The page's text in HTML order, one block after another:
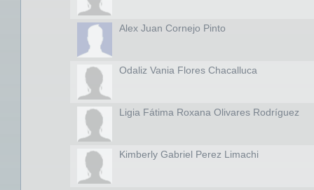
Alex Juan Cornejo Pinto
Odaliz Vania Flores Chacalluca
Ligia Fátima Roxana Olivares Rodríguez
Kimberly Gabriel Perez Limachi